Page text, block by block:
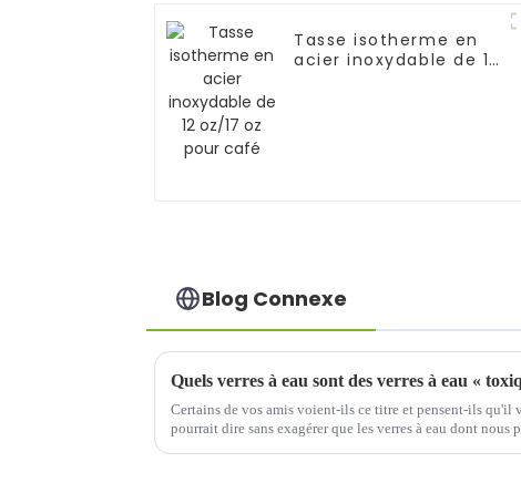
Tasse isotherme en
acier inoxydable de 12
Blog Connexe
Quels verres à eau sont des verres à eau «
Certains de vos amis voient-ils ce titre et pensent-ils qu'il
pourrait dire sans exagérer que les verres à eau dont nous